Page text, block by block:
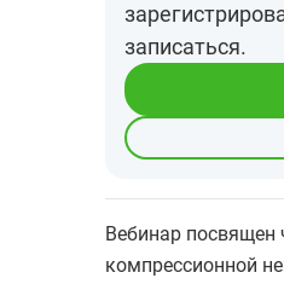
записаться.
Вебинар посвящен
компрессионной